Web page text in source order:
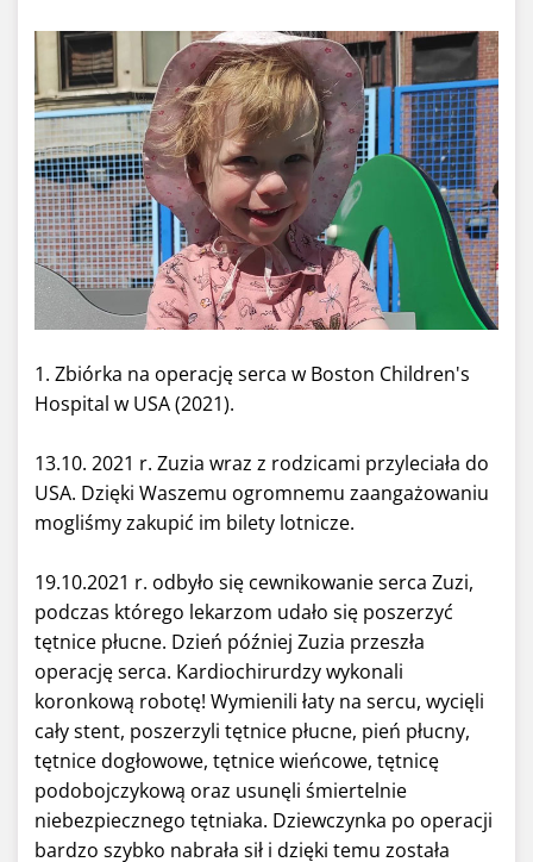
1. Zbiórka na operację serca w Boston Children's
Hospital w USA (2021).
13.10. 2021 r. Zuzia wraz z rodzicami przyleciała do
USA. Dzięki Waszemu ogromnemu zaangażowaniu
mogliśmy zakupić im bilety lotnicze.
19.10.2021 r. odbyło się cewnikowanie serca Zuzi,
podczas którego lekarzom udało się poszerzyć
tętnice płucne. Dzień później Zuzia przeszła
operację serca. Kardiochirurdzy wykonali
koronkową robotę! Wymienili łaty na sercu, wycięli
cały stent, poszerzyli tętnice płucne, pień płucny,
tętnice dogłowowe, tętnice wieńcowe, tętnicę
podobojczykową oraz usunęli śmiertelnie
niebezpiecznego tętniaka. Dziewczynka po operacji
bardzo szybko nabrała sił i dzięki temu została